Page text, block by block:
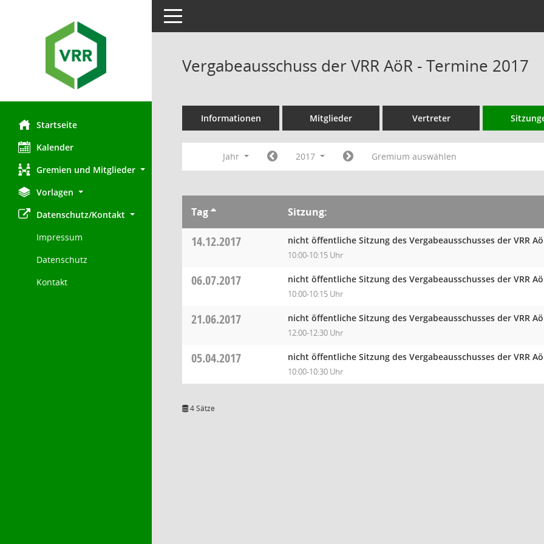
Startseite
Kalender
Gremien und Mitglieder
Vorlagen
Datenschutz/Kontakt
Impressum
Datenschutz
Kontakt
Toggle navigation
Vergabeausschuss der VRR AöR - Termine 2017
Informationen Mitglieder Vertreter
Jahr 2017 Gremium auswählen
Tag Sitzung:
14.12.2017 nicht öffentliche Sitzung des Vergabeausschusses der VRR
10:00-10:15 Uhr
06.07.2017 nicht öffentliche Sitzung des Vergabeausschusses der VRR
10:00-10:15 Uhr
21.06.2017 nicht öffentliche Sitzung des Vergabeausschusses der VRR
12:00-12:30 Uhr
05.04.2017 nicht öffentliche Sitzung des Vergabeausschusses der VRR
10:00-10:30 Uhr
4 Sätze